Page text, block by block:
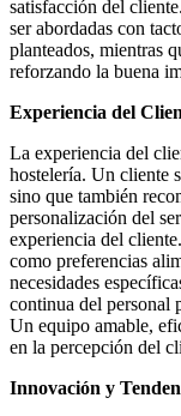
satisfacción del
ser abordadas con
planteados, mientras
reforzando la buena
Experiencia del
La experiencia del
hostelería. Un cliente
sino que también
personalización del
experiencia del
como preferencias
necesidades
continua del personal
Un equipo amable,
en la percepción del
Innovación y